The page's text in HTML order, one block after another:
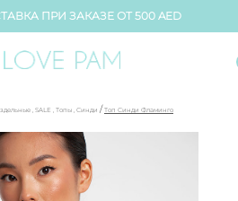
ПРИ ЗАКАЗЕ ОТ 500 AED
, SALE , Топы , Синди / Топ Синди Фламинго